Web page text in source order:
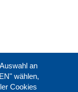
an
wählen,
Cookies